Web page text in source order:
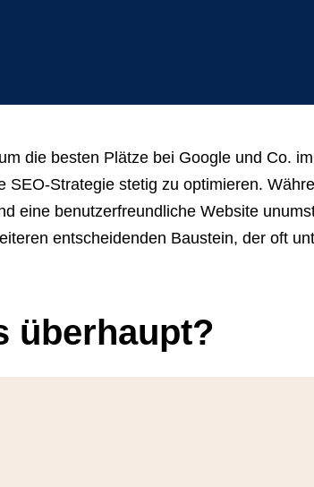
die besten Plätze bei Google und Co.
Strategie stetig zu optimieren.
eine benutzerfreundliche Website
entscheidenden Baustein, der oft
überhaupt?